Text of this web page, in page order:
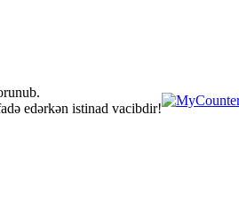
edərkən istinad vacibdir!